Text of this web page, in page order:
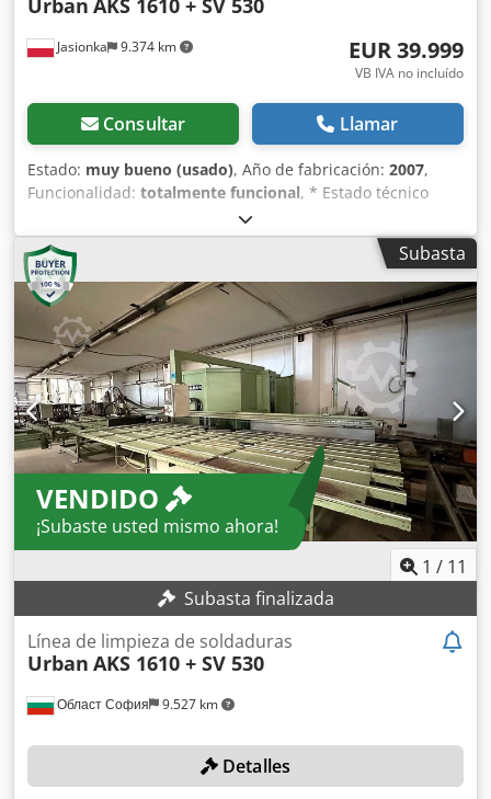
Grupo fresador regulable - Taladro superior e inferior
Dodpfx Aoy R Tvyeicokr - Sistema neumático regulable -
electrónico del motor - Manual de uso disponible
Capacidad de trabajo - Altura de perfil: 30 – 150 mm -
Ancho de perfil: 40 – 145 mm - Tamaño mínimo de
ventana: aprox. 210 mm Datos técnicos - Velocidad
mandril/fresa: 2800 rpm - Potencia instalada: 1,7 / 2 kW -
Alimentación: 230/400 V – 50/60 Hz - Presión de trabajo: 7 –
8 bar - Peso de la máquina: aprox. 530 – 550 kg - Nivel
sonoro: 78 dB(A) Línea operativa e ideal para empresas
fabricantes de cerramientos en PVC que buscan una
solución completa, fiable y lista para su uso.
Jasionka 9.374 km
Urban AKS 1610 + SV 530
EUR 39.999
VB IVA no incluído
Consultar Llamar
Estado: muy bueno (usado), Año de fabricación: 2007,
Funcionalidad: totalmente funcional, * Estado técnico
impecable, operativo tras el servicio completo realizado *
Máquina de enlucido SV 530 * Máquina de soldadura AKS
1610 Dksdpfxexgqvtj Aicer * Estación de refrigeración TBA-
F 26/25 * Estación de giro WT 530 * Dimensiones máximas
de soldadura: 2.300 × 3.500 mm * Limitación del cordón de
soldadura: 0,2–2,0 mm * Formador de juntas
Subasta
VENDIDO
¡Subaste usted mismo ahora!
1 / 11
Subasta finalizada
Област София 9.527 km
Línea de limpieza de soldaduras
Urban AKS 1610 + SV 530
Detalles